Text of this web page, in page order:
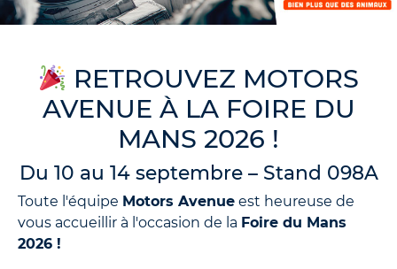
RETROUVEZ MOTORS
AVENUE À LA FOIRE DU
MANS 2026 !
Du 10 au 14 septembre – Stand 098A
Toute l'équipe Motors Avenue est heureuse de
vous accueillir à l'occasion de la Foire du Mans
2026 !